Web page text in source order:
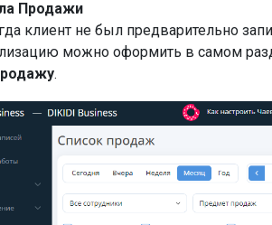
Продажи
клиент не был предварительно
можно оформить в самом
.